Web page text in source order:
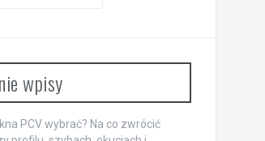
wpisy
PCV wybrać? Na co zwrócić